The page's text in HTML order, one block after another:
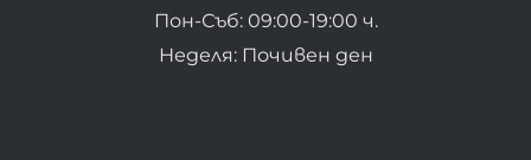
Пон-Съб: 09:00-19:00 ч.
Неделя: Почивен ден